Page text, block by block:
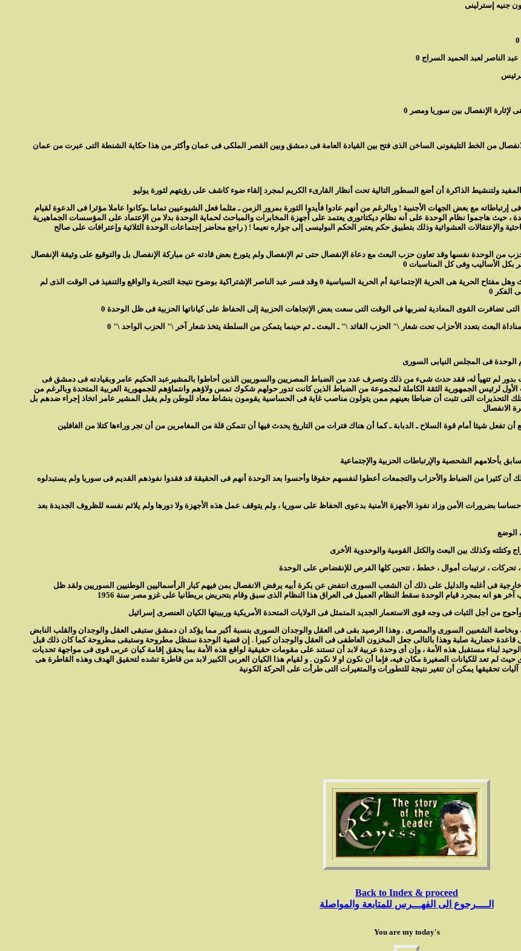
لعبد الحميد السراج 0
من الخط التليفونى الساخن الذى فتح بين القيادة العامة فى دمشق وبين القصر الملكى فى عمان وأكثر من هذا حكاية الشنطة التى عبرت من عمان
يشك فى إرتباطاته مع بعض الجهات الأجنبية ! وبالرغم من أنهم عادوا فأيدوا الثورة بمرور الزمن ـ مثلما فعل الشيوعيين تماما ـوكانوا عاملا مؤثرا فى الدعوة لقيام
فى تحطيم الوحدة ، حيث هاجموا نظام الوحدة على أنه نظام ديكتاتورى يعتمد على أجهزة المخابرات والمباحث لحماية الوحدة بدلا من الإعتماد على المؤسسات الجماهيرية
والإعتقالات العشوائية وذلك بتطبيق حكم يعتبر الحكم البوليسى إلى جواره نعيما ! ( راجع محاضر إجتماعات الوحدة الثلاثية وإعترافات على صالح
من الوحدة نفسها وقد تعاون حزب البعث مع دعاة الإنفصال حتى تم الإنفصال ولم يتورع بعض قادته عن مباركة الإنفصال بل والتوقيع على وثيقة الإنفصال
بكل الأساليب وفى كل المناسبات 0
تفسير شعار الحرية والإشتراكية والوحدة أو وحدة حرية إشتراكية كما كان ينادى البعث وهل مفتاح الحرية هى الحرية الإجتماعية أم الحرية السياسية 0 وقد فسر عبد الناصر الإشتراكية بوضوح نتيجة التجربة والواقع والتنفيذ فى الوقت الذى لم
0
تضافرت القوى المعادية لضربها فى الوقت التى سعت بعض الإتجاهات الحزبية إلى الحفاظ على كياناتها الحزبية فى ظل الوحدة 0
بدور لم تتهيأ له، فقد حدث شىء من ذلك وتصرف عدد من الضباط المصريين والسوريين الذين أحاطوا بالمشيرعبد الحكيم عامر وبقيادته فى دمشق فى
لرئيس الجمهورية الثقة الكاملة لمجموعة من الضباط الذين كانت تدور حولهم شكوك تمس ولاؤهم وانتماؤهم للجمهورية العربية المتحدة وبالرغم من
التحذيرات التى تثبت أن ضباطا بعينهم ممن يتولون مناصب غاية فى الحساسية يقومون بنشاط معاد للوطن ولم يقبل المشير عامر اتخاذ إجراء ضدهم بل
كثيرا من الضباط والأحزاب والتجمعات أعطوا لنفسهم حقوقا وأحسوا بعد الوحدة أنهم فى الحقيقة قد فقدوا نفوذهم القديم فى سوريا ولم يستبدلوه
والمزايدات التى أحاطت بسوريا من سنة1955 حتى سنة 1958 خلقت إحساسا بضرورات الأمن وزاد نفوذ الأجهزة الأمنية بدعوى الحفاظ على سوريا ، ولم يتوقف عمل هذه الأجهزة ولا دورها ولم يلائم نفسه للظروف الجديدة بعد
فى أغلبه والدليل على ذلك أن الشعب السورى انتفض عن بكرة أبيه يرفض الانفصال بمن فيهم كبار الرأسماليين الوطنيين السوريين ولقد ظل
وبخاصة الشعبين السورى والمصرى . وهذا الرصيد بقى فى العقل والوجدان السورى بنسبة أكبر مما يؤكد ان دمشق ستبقى العقل والوجدان والقلب النابض
على قاعدة حضارية صلبة وهذا بالتالى جعل المخزون العاطفى فى العقل والوجدان كبيرا . إن قضية الوحدة ستظل مطروحة وستبقى مطروحة كما كان ذلك قبل
لبناء مستقبل هذه الأمة ، وإن أى وحدة عربية لابد أن تستند على مقومات حقيقية لواقع هذه الأمة بما يحقق إقامة كيان عربى قوى فى مواجهة تحديات
حيث لم تعد للكيانات الصغيرة مكان فيه، فإما أن نكون او لا نكون . و لقيام هذا الكيان العربى الكبير لابد من قاطرة تشده لتحقيق الهدف وهذه القاطرة هى
Back to Index & proceed
الــــرجوع الى الفهـــرس للمتابعة والمواصلة
You are my today's